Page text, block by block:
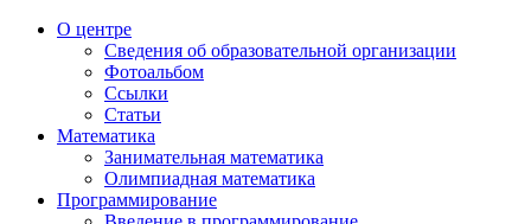
О центре
Сведения об образовательной организации
Фотоальбом
Ссылки
Статьи
Математика
Занимательная математика
Олимпиадная математика
Программирование